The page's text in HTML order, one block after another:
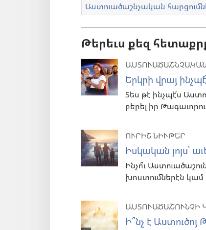
Աստուածաշնչական
Թերեւս քեզ
Երկրի վրայ
Տես թէ ինչպէ՛ս
բերել իր
ՈՒՐԻՇ ՆԻՒԹԵՐ
Իսկական յոյս՝
Ինչո՞ւ
խոստումներէն կամ
ԱՍՏՈՒԱԾԱՇՈՒՆՉԻ
Ի՞նչ է Աստուծոյ